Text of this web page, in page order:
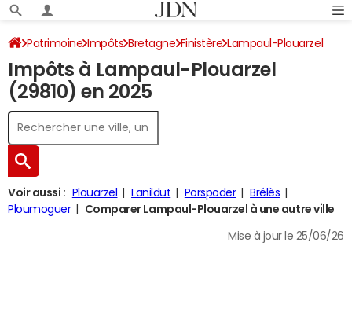
Patrimoine Impôts Bretagne Finistère Lampaul-Plouarzel
Impôt sur le revenu
Impôts à Lampaul-Plouarzel
(29810) en 2025
Voir aussi : Plouarzel Lanildut Porspoder
Brélès
Ploumoguer
Comparer Lampaul-Plouarzel à une autre ville
Mise à jour le 25/06/26